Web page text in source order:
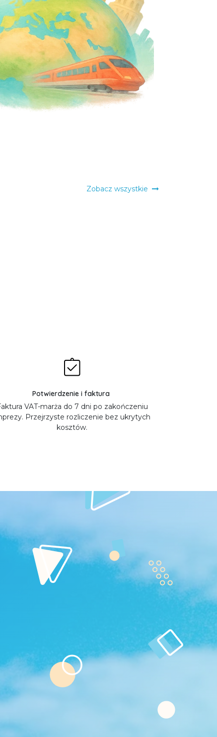
Zobacz wszystkie
Potwierdzenie i faktura
VAT-marża do 7 dni po zakończeniu
Przejrzyste rozliczenie bez ukrytych
kosztów.